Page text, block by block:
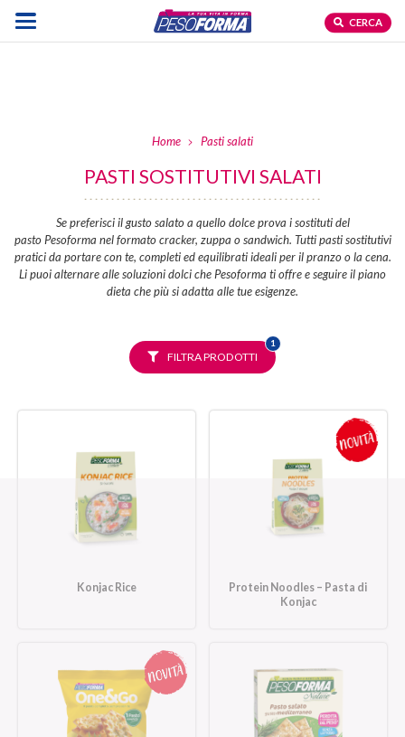
CERCA
Home Pasti salati
PASTI SOSTITUTIVI SALATI
Se preferisci il gusto salato a quello dolce prova i sostituti del
pasto Pesoforma nel formato cracker, zuppa o sandwich. Tutti pasti sostitutivi
pratici da portare con te, completi ed equilibrati ideali per il pranzo o la cena.
Li puoi alternare alle soluzioni dolci che Pesoforma ti offre e seguire il piano
dieta che più si adatta alle tue esigenze.
FILTRA PRODOTTI
1 FILTRO
SELEZIONATO
Konjac Rice
Protein Noodles – Pasta di
Konjac